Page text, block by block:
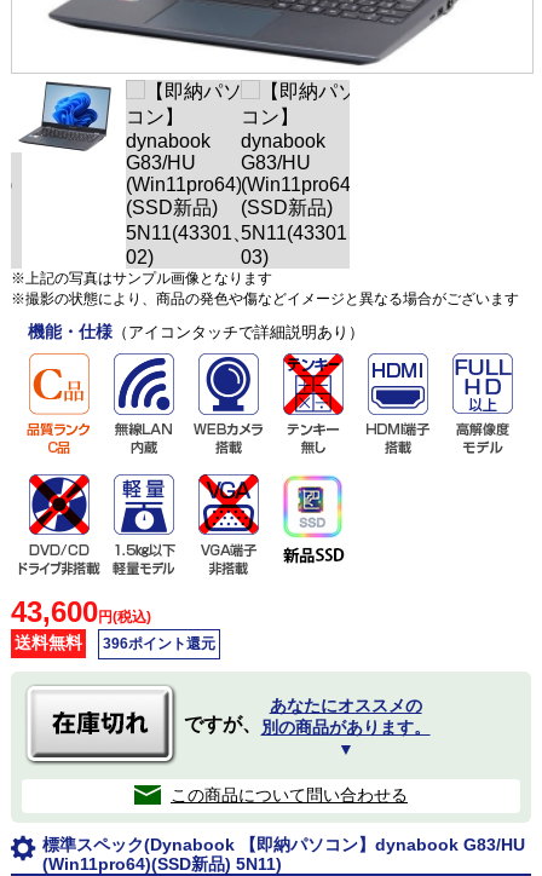
※上記の写真はサンプル画像となります
※撮影の状態により、商品の発色や傷などイメージと異なる場合がございます
機能・仕様（アイコンタッチで詳細説明あり）
43,600円(税込)
送料無料 396ポイント還元
ですが、
あなたにオススメの
別の商品があります。
▼
この商品について問い合わせる
標準スペック(Dynabook 【即納パソコン】dynabook G83/HU
(Win11pro64)(SSD新品) 5N11)